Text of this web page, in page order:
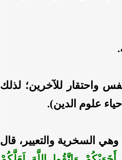
واحتقار للآخرين؛ لذلك
علوم الدين).
السخرية والتعيير، قال